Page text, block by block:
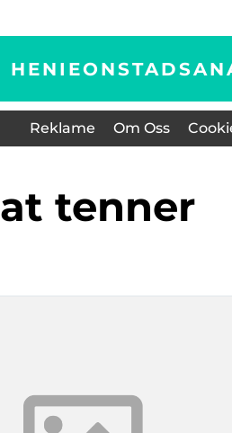
Reklame Om Oss
cat tenner